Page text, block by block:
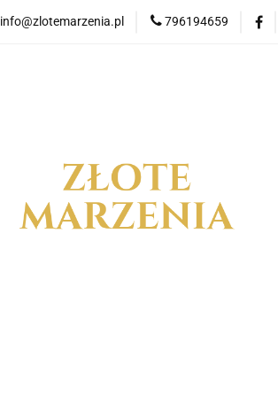
info@zlotemarzenia.pl 796194659